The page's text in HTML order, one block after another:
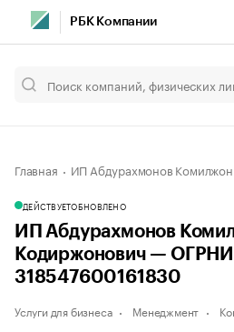
РБК Компании
Главная ИП Абдурахмонов
ДЕЙСТВУЕТОБНОВЛЕНО
ИП Абдурахмонов
Кодиржонович —
318547600161830
Услуги для бизнеса Менеджмент